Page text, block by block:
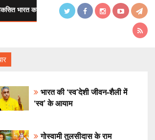
केवल आर्थिक समृद्धि से नहीं, बल्कि संस्कारित, चरित्रवान
भारत की ‘स्व’देशी जीवन-शैली में
‘स्व’ के आयाम
गोस्वामी तुलसीदास के राम